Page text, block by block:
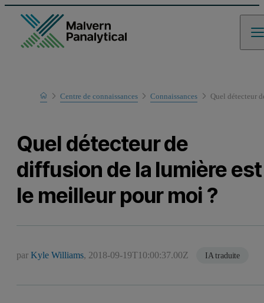
HomeCentre de connaissances Connaissances Quel détecteur
Quel détecteur de
diffusion de la lumière est
le meilleur pour moi ?
parKyle Williams, 2018-09-19T10:00:37.00Z IA traduite